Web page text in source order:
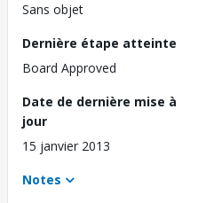
Sans objet
Dernière étape atteinte
Board Approved
Date de dernière mise à
jour
15 janvier 2013
Notes